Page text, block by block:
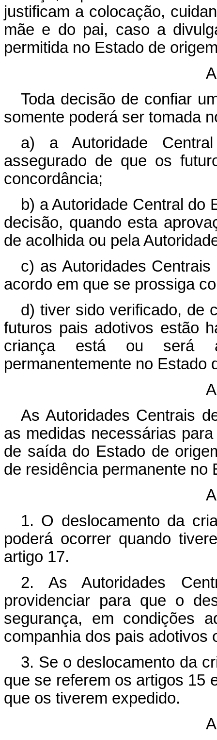
justificam a colocação,
mãe e do pai, caso a
permitida no Estado de
Toda decisão de confiar
somente poderá ser tomada
a) a Autoridade
assegurado de que os
concordância;
b) a Autoridade Central do
decisão, quando esta
de acolhida ou pela
c) as Autoridades
acordo em que se prossiga
d) tiver sido verificado, de
futuros pais adotivos estão
criança está ou será
permanentemente no Estado
As Autoridades Centrais
as medidas necessárias
de saída do Estado de
de residência permanente no
1. O deslocamento da
poderá ocorrer quando
artigo 17.
2. As Autoridades
providenciar para que o
segurança, em condições
companhia dos pais adotivos
3. Se o deslocamento da
que se referem os artigos 15
que os tiverem expedido.